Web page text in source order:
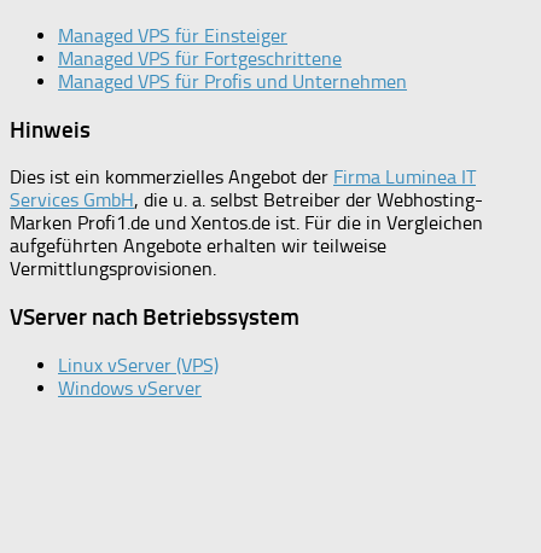
Managed VPS für Einsteiger
Managed VPS für Fortgeschrittene
Managed VPS für Profis und Unternehmen
Hinweis
Dies ist ein kommerzielles Angebot der Firma Luminea IT
Services GmbH, die u. a. selbst Betreiber der Webhosting-
Marken Profi1.de und Xentos.de ist. Für die in Vergleichen
aufgeführten Angebote erhalten wir teilweise
Vermittlungsprovisionen.
VServer nach Betriebssystem
Linux vServer (VPS)
Windows vServer